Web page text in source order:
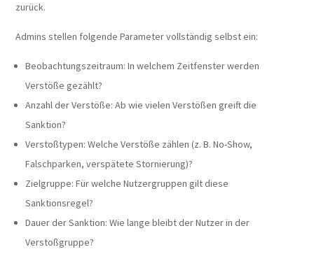
zurück.
Admins stellen folgende Parameter vollständig selbst ein:
Beobachtungszeitraum: In welchem Zeitfenster werden
Verstöße gezählt?
Anzahl der Verstöße: Ab wie vielen Verstößen greift die
Sanktion?
Verstoßtypen: Welche Verstöße zählen (z. B. No-Show,
Falschparken, verspätete Stornierung)?
Zielgruppe: Für welche Nutzergruppen gilt diese
Sanktionsregel?
Dauer der Sanktion: Wie lange bleibt der Nutzer in der
Verstoßgruppe?